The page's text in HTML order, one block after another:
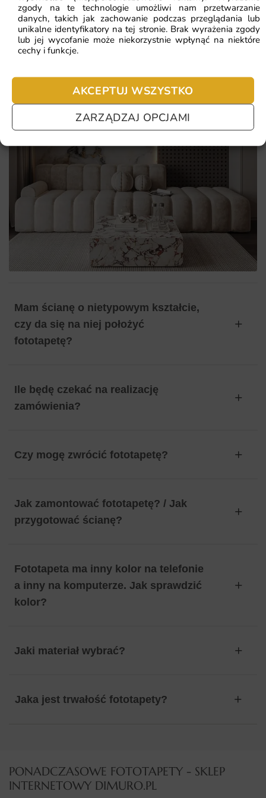
zgody na te technologie umożliwi nam przetwarzanie
danych, takich jak zachowanie podczas przeglądania lub
unikalne identyfikatory na tej stronie. Brak wyrażenia zgody
lub jej wycofanie może niekorzystnie wpłynąć na niektóre
cechy i funkcje.
AKCEPTUJ WSZYSTKO
ZARZĄDZAJ OPCJAMI
trwałość.
Prosty montaż oraz możliwość zamówienia na wymiar.
Bezpieczna dla zdrowia i środowiska, dzięki ekologicznym
Mam ścianę o nietypowym kształcie,
czy da się na niej położyć
fototapetę?
Ile będę czekać na realizację
zamówienia?
Czy mogę zwrócić fototapetę?
Jak zamontować fototapetę? / Jak
przygotować ścianę?
Fototapeta ma inny kolor na telefonie
a inny na komputerze. Jak sprawdzić
kolor?
Jaki materiał wybrać?
Jaka jest trwałość fototapety?
PONADCZASOWE FOTOTAPETY - SKLEP
INTERNETOWY DIMURO.PL​